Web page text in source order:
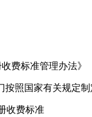
费标准管理办法》
照国家有关规定制
收费标准